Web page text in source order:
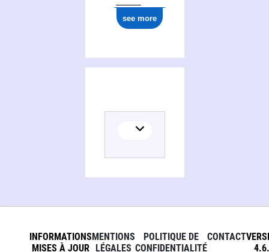
see more
INFORMATIONS
MISES À JOUR
MENTIONS
LÉGALES
POLITIQUE DE
CONFIDENTIALITÉ
CONTACT